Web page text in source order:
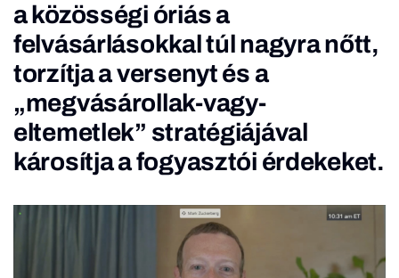
a közösségi óriás a
felvásárlásokkal túl nagyra nőtt,
torzítja a versenyt és a
„megvásárollak-vagy-
eltemetlek” stratégiájával
károsítja a fogyasztói érdekeket.